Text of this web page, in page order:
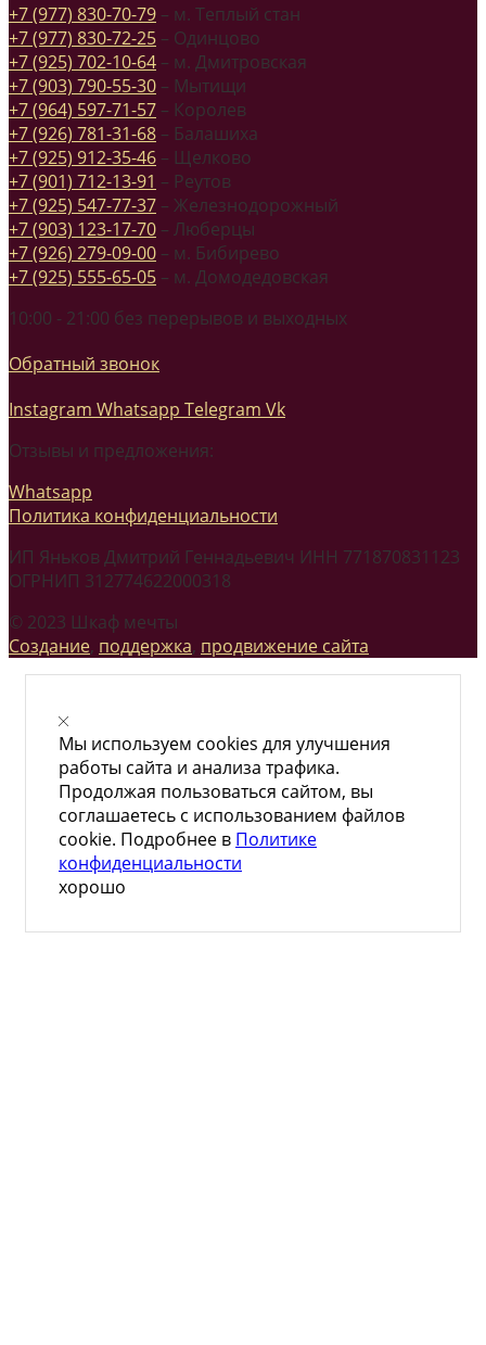
+7 (977) 830-70-79 – м. Теплый стан
+7 (977) 830-72-25 – Одинцово
+7 (925) 702-10-64 – м. Дмитровская
+7 (903) 790-55-30 – Мытищи
+7 (964) 597-71-57 – Королев
+7 (926) 781-31-68 – Балашиха
+7 (925) 912-35-46 – Щелково
+7 (901) 712-13-91 – Реутов
+7 (925) 547-77-37 – Железнодорожный
+7 (903) 123-17-70 – Люберцы
+7 (926) 279-09-00 – м. Бибирево
+7 (925) 555-65-05 – м. Домодедовская
10:00 - 21:00 без перерывов и выходных
Обратный звонок
Instagram Whatsapp Telegram Vk
Отзывы и предложения:
Whatsapp
Политика конфиденциальности
ИП Яньков Дмитрий Геннадьевич ИНН 771870831123
ОГРНИП 312774622000318
© 2023 Шкаф мечты
Создание, поддержка, продвижение сайта
Мы используем cookies для улучшения
работы сайта и анализа трафика.
Продолжая пользоваться сайтом, вы
соглашаетесь с использованием файлов
cookie. Подробнее в Политике
конфиденциальности
хорошо